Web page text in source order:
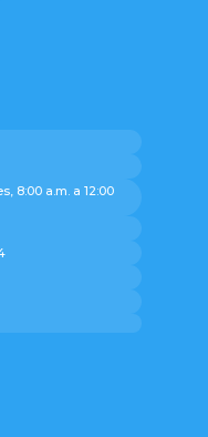
8:00 a.m. a 12:00